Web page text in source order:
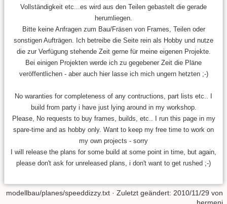
Vollständigkeit etc...es wird aus den Teilen gebastelt die gerade
herumliegen.
Bitte keine Anfragen zum Bau/Fräsen von Frames, Teilen oder
sonstigen Aufträgen. Ich betreibe die Seite rein als Hobby und nutze
die zur Verfügung stehende Zeit gerne für meine eigenen Projekte.
Bei einigen Projekten werde ich zu gegebener Zeit die Pläne
veröffentlichen - aber auch hier lasse ich mich ungern hetzten ;-)
No waranties for completeness of any contructions, part lists etc.. I
build from party i have just lying around in my workshop.
Please, No requests to buy frames, builds, etc.. I run this page in my
spare-time and as hobby only. Want to keep my free time to work on
my own projects - sorry
I will release the plans for some build at some point in time, but again,
please don't ask for unreleased plans, i don't want to get rushed ;-)
modellbau/planes/speeddizzy.txt · Zuletzt geändert: 2010/11/29 von